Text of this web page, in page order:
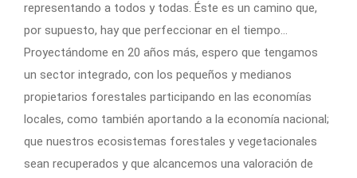
representando a todos y todas. Éste es un camino que,
por supuesto, hay que perfeccionar en el tiempo…
Proyectándome en 20 años más, espero que tengamos
un sector integrado, con los pequeños y medianos
propietarios forestales participando en las economías
locales, como también aportando a la economía nacional;
que nuestros ecosistemas forestales y vegetacionales
sean recuperados y que alcancemos una valoración de